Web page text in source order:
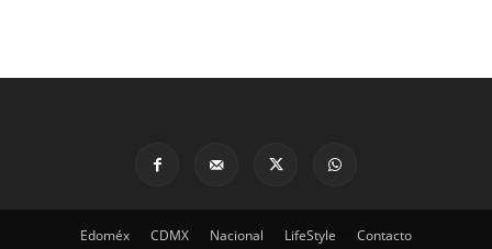
Edoméx CDMX Nacional LifeStyle Contacto